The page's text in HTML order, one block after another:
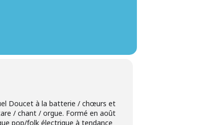
Doucet à la batterie / chœurs et
/ chant / orgue. Formé en août
pop/folk électrique à tendance